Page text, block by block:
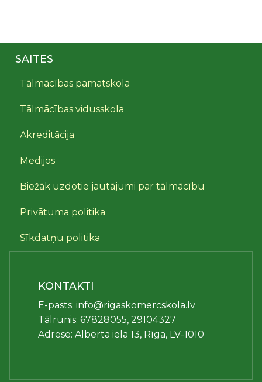
SAITES
Tālmācības pamatskola
Tālmācības vidusskola
Akreditācija
Medijos
Biežāk uzdotie jautājumi par tālmācību
Privātuma politika
Sīkdatņu politika
KONTAKTI
E-pasts: info@rigaskomercskola.lv
Tālrunis: 67828055, 29104327
Adrese: Alberta iela 13, Rīga, LV-1010